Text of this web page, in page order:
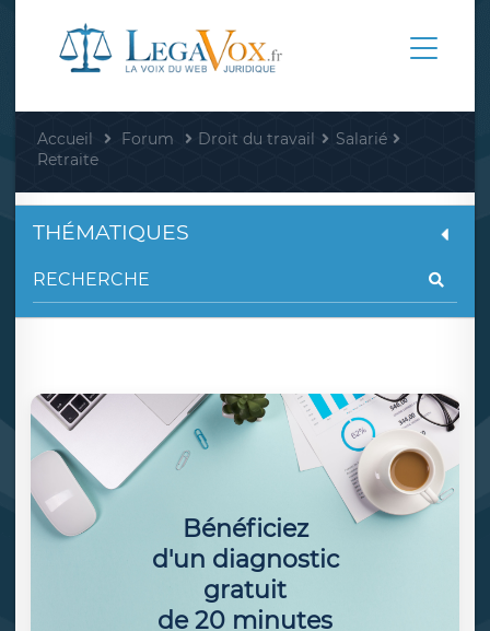
Accueil Forum Droit du travail
Salarié
Retraite
THÉMATIQUES
Bénéficiez
d'un diagnostic
gratuit
de 20 minutes